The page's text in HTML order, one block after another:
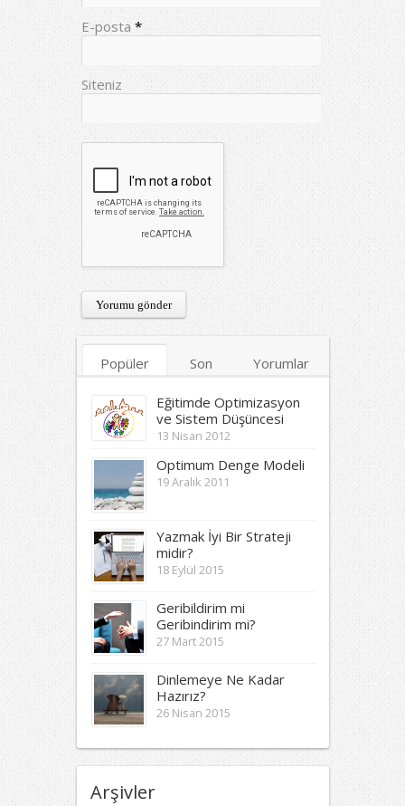
E-posta *
Siteniz
Popüler Son
Yorumlar
Etiketler
Eğitimde Optimizasyon
ve Sistem Düşüncesi
13 Nisan 2012
Optimum Denge Modeli
19 Aralık 2011
Yazmak İyi Bir Strateji
midir?
18 Eylül 2015
Geribildirim mi
Geribindirim mi?
27 Mart 2015
Dinlemeye Ne Kadar
Hazırız?
26 Nisan 2015
Arşivler